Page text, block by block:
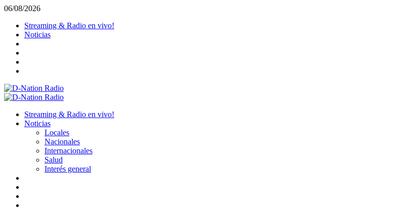
Saltar
contenido
06/08/2026
Streaming & Radio en vivo!
Noticias
Menú
Streaming & Radio en vivo!
Noticias
Locales
Nacionales
Internacionales
Salud
Interés general